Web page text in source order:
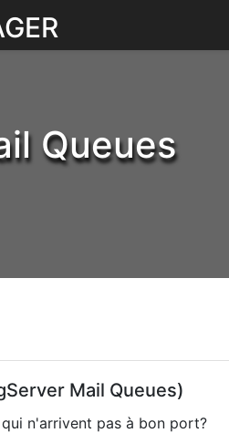
Queues
Mail Queues)
n'arrivent pas à bon port?